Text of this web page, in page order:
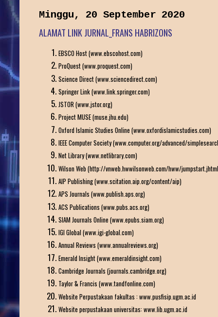
Minggu, 20 September 2020
ALAMAT LINK JURNAL_FRANS HABRIZONS
EBSCO Host (www.ebscohost.com)
ProQuest (www.proquest.com)
Science Direct (www.sciencedirect.com)
Springer Link (www.link.springer.com)
JSTOR (www.jstor.org)
Project MUSE (muse.jhu.edu)
Oxford Islamic Studies Online (www.oxfordislamicstudies.com)
IEEE Computer Society (www.computer.org/advanced/
Net Library (www.netlibrary.com)
Wilson Web (http://vnweb.hwwilsonweb.com/hww/
AIP Publishing (www.scitation.aip.org/content/aip)
APS Journals (www.publish.aps.org)
ACS Publications (www.pubs.acs.org)
SIAM Journals Online (www.epubs.siam.org)
IGI Global (www.igi-global.com)
Annual Reviews (www.annualreviews.org)
Emerald Insight (www.emeraldinsight.com)
Cambridge Journals (journals.cambridge.org)
Taylor & Francis (www.tandfonline.com)
Website Perpustakaan fakultas : www.pusfisip.ugm.ac.id
Website perpustakaan universitas: www.lib.ugm.ac.id